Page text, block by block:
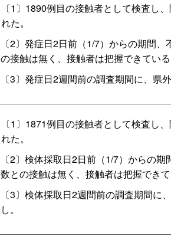
〔1〕1890例目の接触者として検査し
れた。
〔2〕発症日2日前（1/7）からの期間、
の接触は無く、接触者は把握できている
〔3〕発症日2週間前の調査期間に、県
〔1〕1871例目の接触者として検査し
れた。
〔2〕検体採取日2日前（1/7）からの期
数との接触は無く、接触者は把握できて
〔3〕検体採取日2週間前の調査期間に
し。